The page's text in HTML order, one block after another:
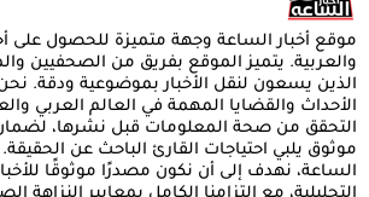
موقع أخبار الساعة وجهة متميزة للحصول على
والعربية. يتميز الموقع بفريق من الصحفيين
الذين يسعون لنقل الأخبار بموضوعية ودقة.
الأحداث والقضايا المهمة في العالم العربي
التحقق من صحة المعلومات قبل نشرها،
موثوق يلبي احتياجات القارئ الباحث عن
الساعة، نهدف إلى أن نكون مصدرًا موثوقًا للأخبار